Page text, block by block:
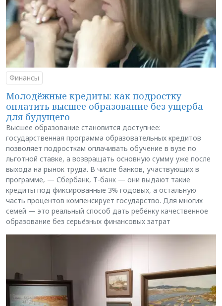
Финансы
Молодёжные кредиты: как подростку
оплатить высшее образование без ущерба
для будущего
Высшее образование становится доступнее:
государственная программа образовательных кредитов
позволяет подросткам оплачивать обучение в вузе по
льготной ставке, а возвращать основную сумму уже после
выхода на рынок труда. В числе банков, участвующих в
программе, — Сбербанк, Т-банк — они выдают такие
кредиты под фиксированные 3% годовых, а остальную
часть процентов компенсирует государство. Для многих
семей — это реальный способ дать ребёнку качественное
образование без серьёзных финансовых затрат